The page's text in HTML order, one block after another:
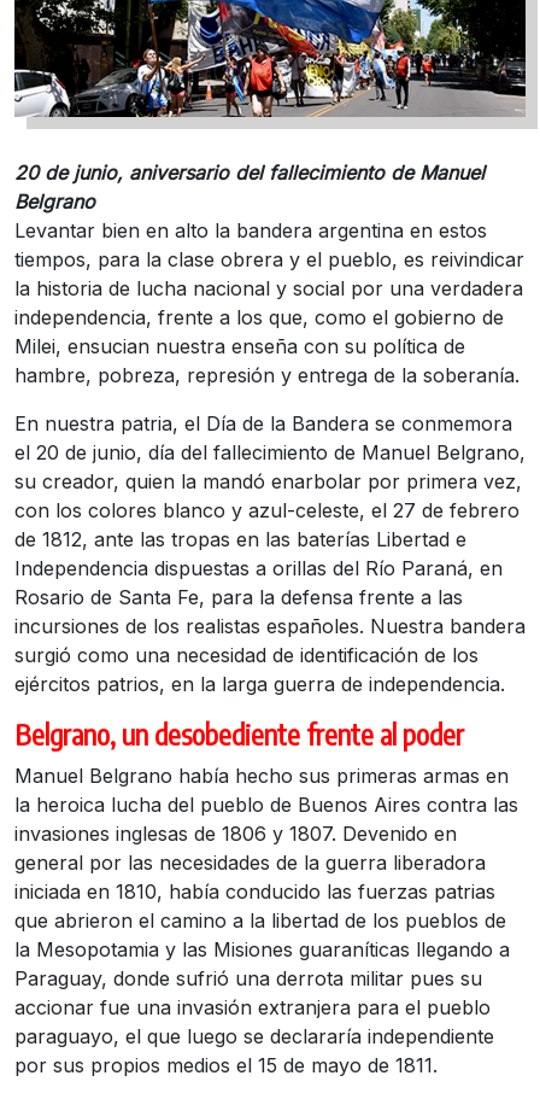
20 de junio, aniversario del fallecimiento de Manuel
Belgrano
Levantar bien en alto la bandera argentina en estos
tiempos, para la clase obrera y el pueblo, es reivindicar
la historia de lucha nacional y social por una verdadera
independencia, frente a los que, como el gobierno de
Milei, ensucian nuestra enseña con su política de
hambre, pobreza, represión y entrega de la soberanía.
En nuestra patria, el Día de la Bandera se conmemora
el 20 de junio, día del fallecimiento de Manuel Belgrano,
su creador, quien la mandó enarbolar por primera vez,
con los colores blanco y azul-celeste, el 27 de febrero
de 1812, ante las tropas en las baterías Libertad e
Independencia dispuestas a orillas del Río Paraná, en
Rosario de Santa Fe, para la defensa frente a las
incursiones de los realistas españoles. Nuestra bandera
surgió como una necesidad de identificación de los
ejércitos patrios, en la larga guerra de independencia.
Belgrano, un desobediente frente al poder
Manuel Belgrano había hecho sus primeras armas en
la heroica lucha del pueblo de Buenos Aires contra las
invasiones inglesas de 1806 y 1807. Devenido en
general por las necesidades de la guerra liberadora
iniciada en 1810, había conducido las fuerzas patrias
que abrieron el camino a la libertad de los pueblos de
la Mesopotamia y las Misiones guaraníticas llegando a
Paraguay, donde sufrió una derrota militar pues su
accionar fue una invasión extranjera para el pueblo
paraguayo, el que luego se declararía independiente
por sus propios medios el 15 de mayo de 1811.